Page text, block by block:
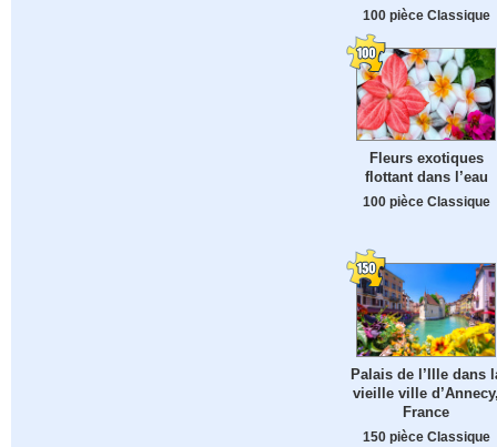
100 pièce Classique
Fleurs exotiques
flottant dans l’eau
100 pièce Classique
Palais de l’Ille dans
vieille ville
France
150 pièce Classique